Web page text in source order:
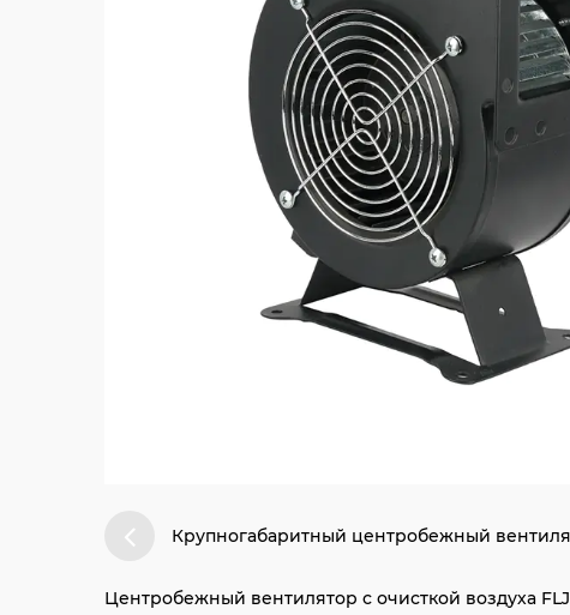
Крупногабаритный центробежный
Центробежный вентилятор с очисткой воздуха